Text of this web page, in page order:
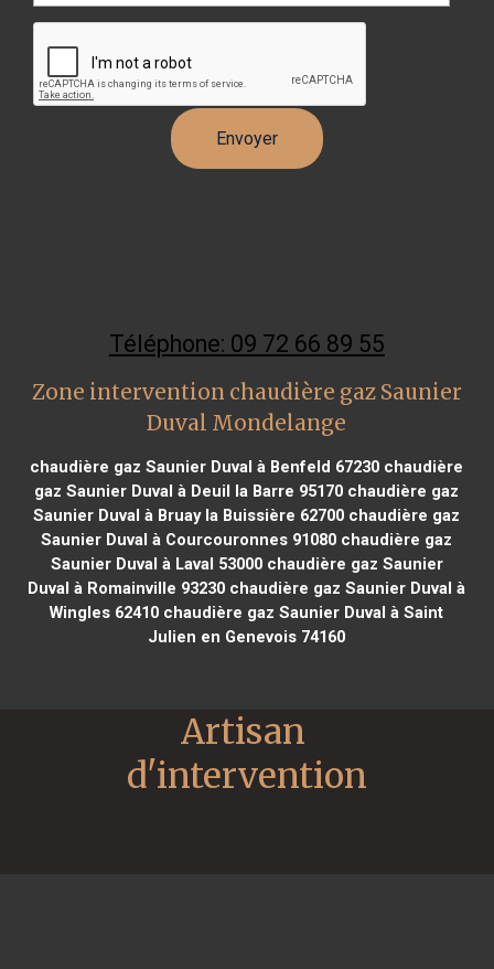
Téléphone: 09 72 66 89 55
Zone intervention chaudière gaz Saunier
Duval Mondelange
chaudière gaz Saunier Duval à Benfeld 67230 chaudière
gaz Saunier Duval à Deuil la Barre 95170 chaudière gaz
Saunier Duval à Bruay la Buissière 62700 chaudière gaz
Saunier Duval à Courcouronnes 91080 chaudière gaz
Saunier Duval à Laval 53000chaudière gaz Saunier
Duval à Romainville 93230 chaudière gaz Saunier Duval à
Wingles 62410 chaudière gaz Saunier Duval à Saint
Julien en Genevois 74160
Artisan
d'intervention